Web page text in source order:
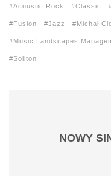
Acoustic Rock Classic
Fusion Jazz Michał
Music Landscapes
Soliton
NOWY